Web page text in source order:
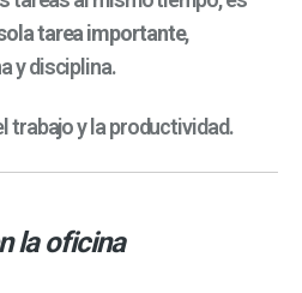
tarea importante,
y disciplina.
trabajo y la productividad.
la oficina